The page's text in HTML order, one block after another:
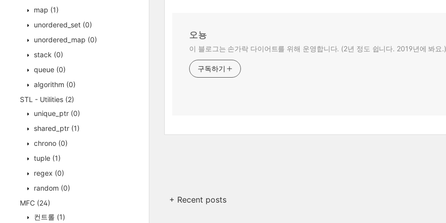
map (1)
unordered_set (0)
unordered_map (0)
stack (0)
queue (0)
algorithm (0)
STL - Utilities (2)
unique_ptr (0)
shared_ptr (1)
chrono (0)
tuple (1)
regex (0)
random (0)
MFC (24)
컨트롤 (1)
오뇽
이 블로그는 손가락 다이어트를 위해 운영합니다. (2년 정도 쉽니다. 2019년에 봐요.)
구독하기
+ Recent posts